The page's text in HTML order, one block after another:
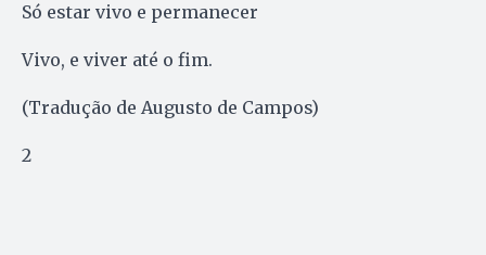
Só estar vivo e permanecer
Vivo, e viver até o fim.
(Tradução de Augusto de Campos)
2